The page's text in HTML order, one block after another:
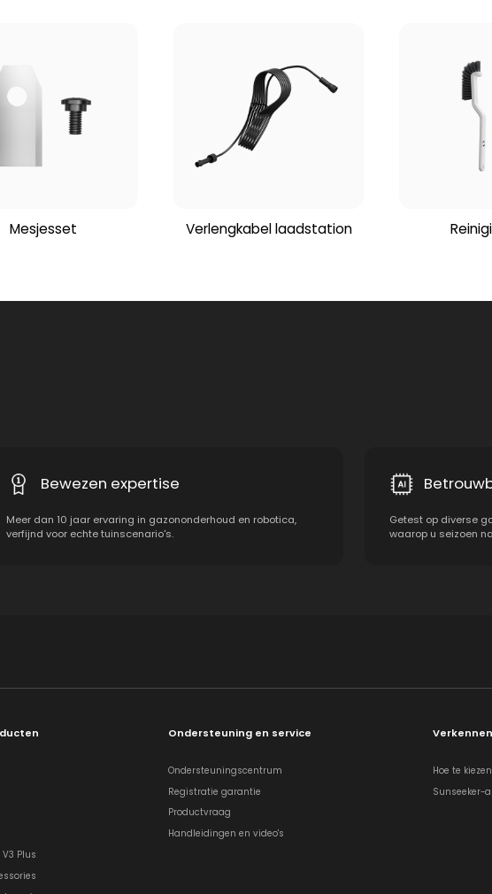
Mesjesset Verlengkabel laadstation
Bewezen expertise
Meer dan 10 jaar ervaring in gazononderhoud en robotica,
verfijnd voor echte tuinscenario's.
Getest op diverse
waarop u seizoen
Plus
Ondersteuning en service
Ondersteuningscentrum
Registratie garantie
Productvraag
Handleidingen en video's
Verkennen
Hoe te kiezen
Sunseeker-